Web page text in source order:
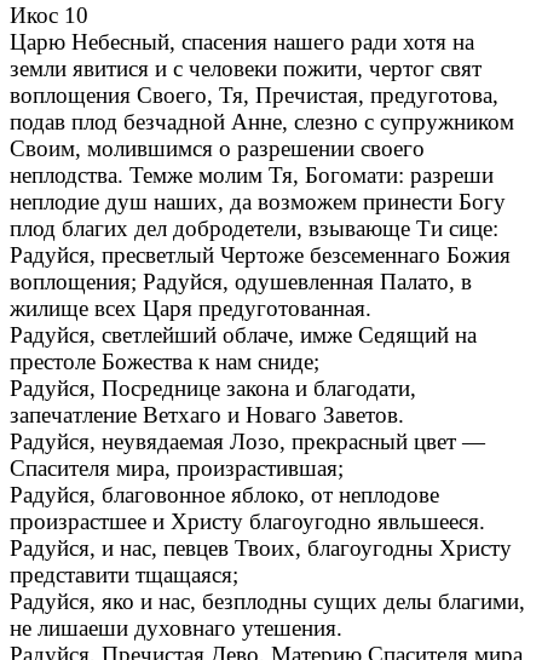
Икос 10
Царю Небесный, спасения нашего ради хотя на
земли явитися и с человеки пожити, чертог свят
воплощения Своего, Тя, Пречистая, предуготова,
подав плод безчадной Анне, слезно с супружником
Своим, молившимся о разрешении своего
неплодства. Темже молим Тя, Богомати: разреши
неплодие душ наших, да возможем принести Богу
плод благих дел добродетели, взывающе Ти сице:
Радуйся, пресветлый Чертоже безсеменнаго Божия
воплощения; Радуйся, одушевленная Палато, в
жилище всех Царя предуготованная.
Радуйся, светлейший облаче, имже Седящий на
престоле Божества к нам сниде;
Радуйся, Посреднице закона и благодати,
запечатление Ветхаго и Новаго Заветов.
Радуйся, неувядаемая Лозо, прекрасный цвет —
Спасителя мира, произрастившая;
Радуйся, благовонное яблоко, от неплодове
произрастшее и Христу благоугодно явльшееся.
Радуйся, и нас, певцев Твоих, благоугодны Христу
представити тщащаяся;
Радуйся, яко и нас, безплодны сущих делы благими,
не лишаеши духовнаго утешения.
Радуйся, Пречистая Дево, Материю Спасителя мира